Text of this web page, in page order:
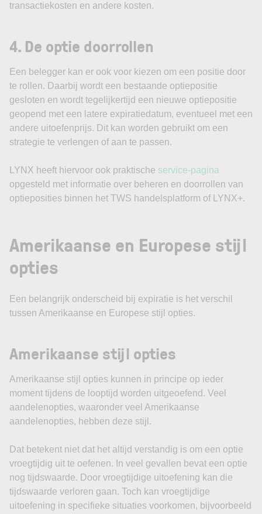
transactiekosten en andere kosten.
4. De optie doorrollen
Een belegger kan er ook voor kiezen om een positie door
te rollen. Daarbij wordt een bestaande optiepositie
gesloten en wordt tegelijkertijd een nieuwe optiepositie
geopend met een latere expiratiedatum, eventueel met een
andere uitoefenprijs. Dit kan worden gebruikt om een
strategie te verlengen of aan te passen.
LYNX heeft hiervoor ook praktische service-pagina
opgesteld met informatie over beheren en doorrollen van
optieposities binnen het TWS handelsplatform of LYNX+.
Amerikaanse en Europese stijl
opties
Een belangrijk onderscheid bij expiratie is het verschil
tussen Amerikaanse en Europese stijl opties.
Amerikaanse stijl opties
Amerikaanse stijl opties kunnen in principe op ieder
moment tijdens de looptijd worden uitgeoefend. Veel
aandelenopties, waaronder veel Amerikaanse
aandelenopties, hebben deze stijl.
Dat betekent niet dat het altijd verstandig is om een optie
vroegtijdig uit te oefenen. In veel gevallen bevat een optie
nog tijdswaarde. Door vroegtijdige uitoefening kan die
tijdswaarde verloren gaan. Toch kan vroegtijdige
uitoefening in specifieke situaties voorkomen, bijvoorbeeld